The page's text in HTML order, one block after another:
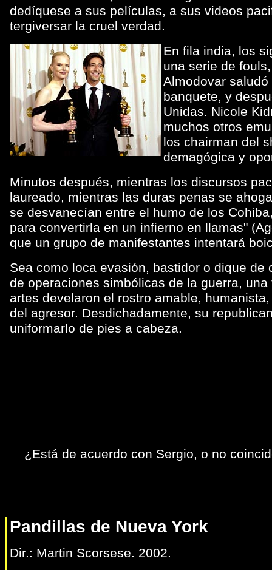
dedíquese a sus películas, a sus videos
tergiversar la cruel verdad.
En fila india, los
una serie de
Almodovar
banquete, y
Unidas. Nicole
muchos otros
los chairman del
demagógica y
Minutos después, mientras los discursos
laureado, mientras las duras penas se
se desvanecían entre el humo de los
para convertirla en un infierno en llamas"
que un grupo de manifestantes intentará
Sea como loca evasión, bastidor o dique
de operaciones simbólicas de la guerra,
artes develaron el rostro amable,
del agresor. Desdichadamente, su
uniformarlo de pies a cabeza.
¿Está de acuerdo con Sergio, o no
Pandillas de Nueva York
Dir.: Martin Scorsese. 2002.